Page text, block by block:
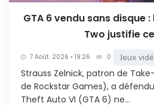
GTA 6 vendu sans disque
Two justifie
7 Août. 2026 • 19:26 0 Jeux
Strauss Zelnick, patron de
de Rockstar Games), a
Theft Auto VI (GTA 6) ne...